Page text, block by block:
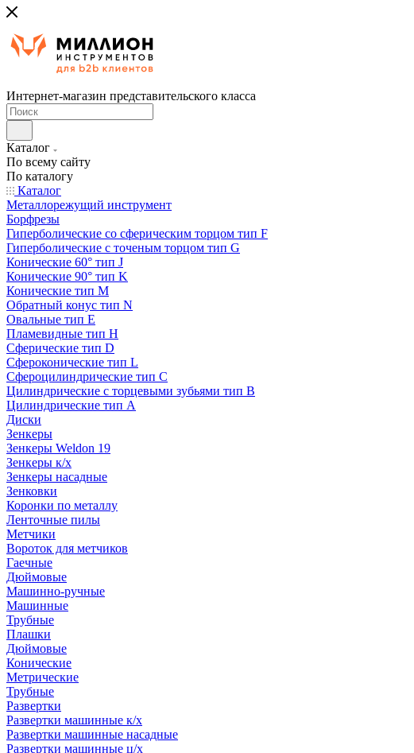
Интернет-магазин представительского класса
Каталог
По всему сайту
По каталогу
Каталог
Металлорежущий инструмент
Борфрезы
Гиперболические cо сферическим торцом тип F
Гиперболические с точеным торцом тип G
Конические 60° тип J
Конические 90° тип K
Конические тип M
Обратный конус тип N
Овальные тип E
Пламевидные тип H
Сферические тип D
Сфероконические тип L
Сфероцилиндрические тип C
Цилиндрические с торцевыми зубьями тип B
Цилиндрические тип А
Диски
Зенкеры
Зенкеры Weldon 19
Зенкеры к/х
Зенкеры насадные
Зенковки
Коронки по металлу
Ленточные пилы
Метчики
Вороток для метчиков
Гаечные
Дюймовые
Машинно-ручные
Машинные
Трубные
Плашки
Дюймовые
Конические
Метрические
Трубные
Развертки
Развертки машинные к/х
Развертки машинные насадные
Развертки машинные ц/х